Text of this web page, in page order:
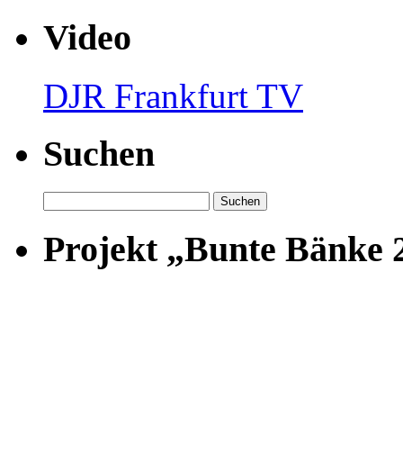
Video
DJR Frankfurt TV
Suchen
nach:
Projekt „Bunte Bänke